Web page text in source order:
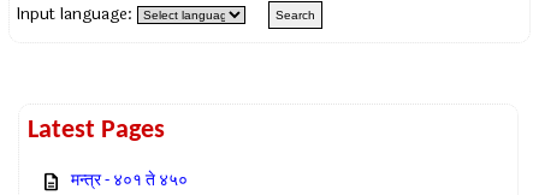
Input language:
Latest Pages
मन्त्र - ४०१ ते ४५०